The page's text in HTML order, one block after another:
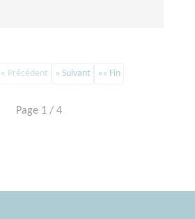
« Précédent » Suivant »» Fin
Page 1 / 4